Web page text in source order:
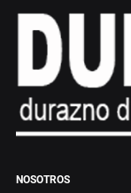
NOSOTROS